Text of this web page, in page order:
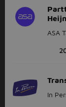
Heijn
ASA
In